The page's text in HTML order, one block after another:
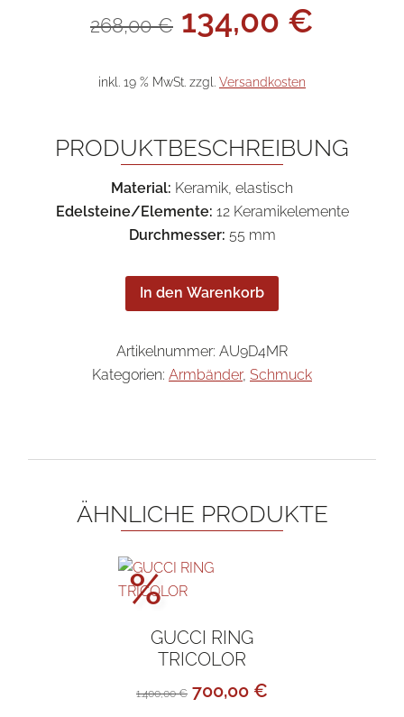
268,00€ Preis
war:
268,00 €
134,00 €
inkl. 19 % MwSt. zzgl. Versandkosten
PRODUKTBESCHREIBUNG
Material: Keramik, elastisch
Edelsteine/Elemente: 12 Keramikelemente
Durchmesser: 55 mm
In den Warenkorb
Artikelnummer: AU9D4MR
Kategorien: Armbänder, Schmuck
ÄHNLICHE PRODUKTE
Aktionspreis!
%
GUCCI RING
TRICOLOR
1.400,00€ Ursprünglicher
700,00 €Aktueller